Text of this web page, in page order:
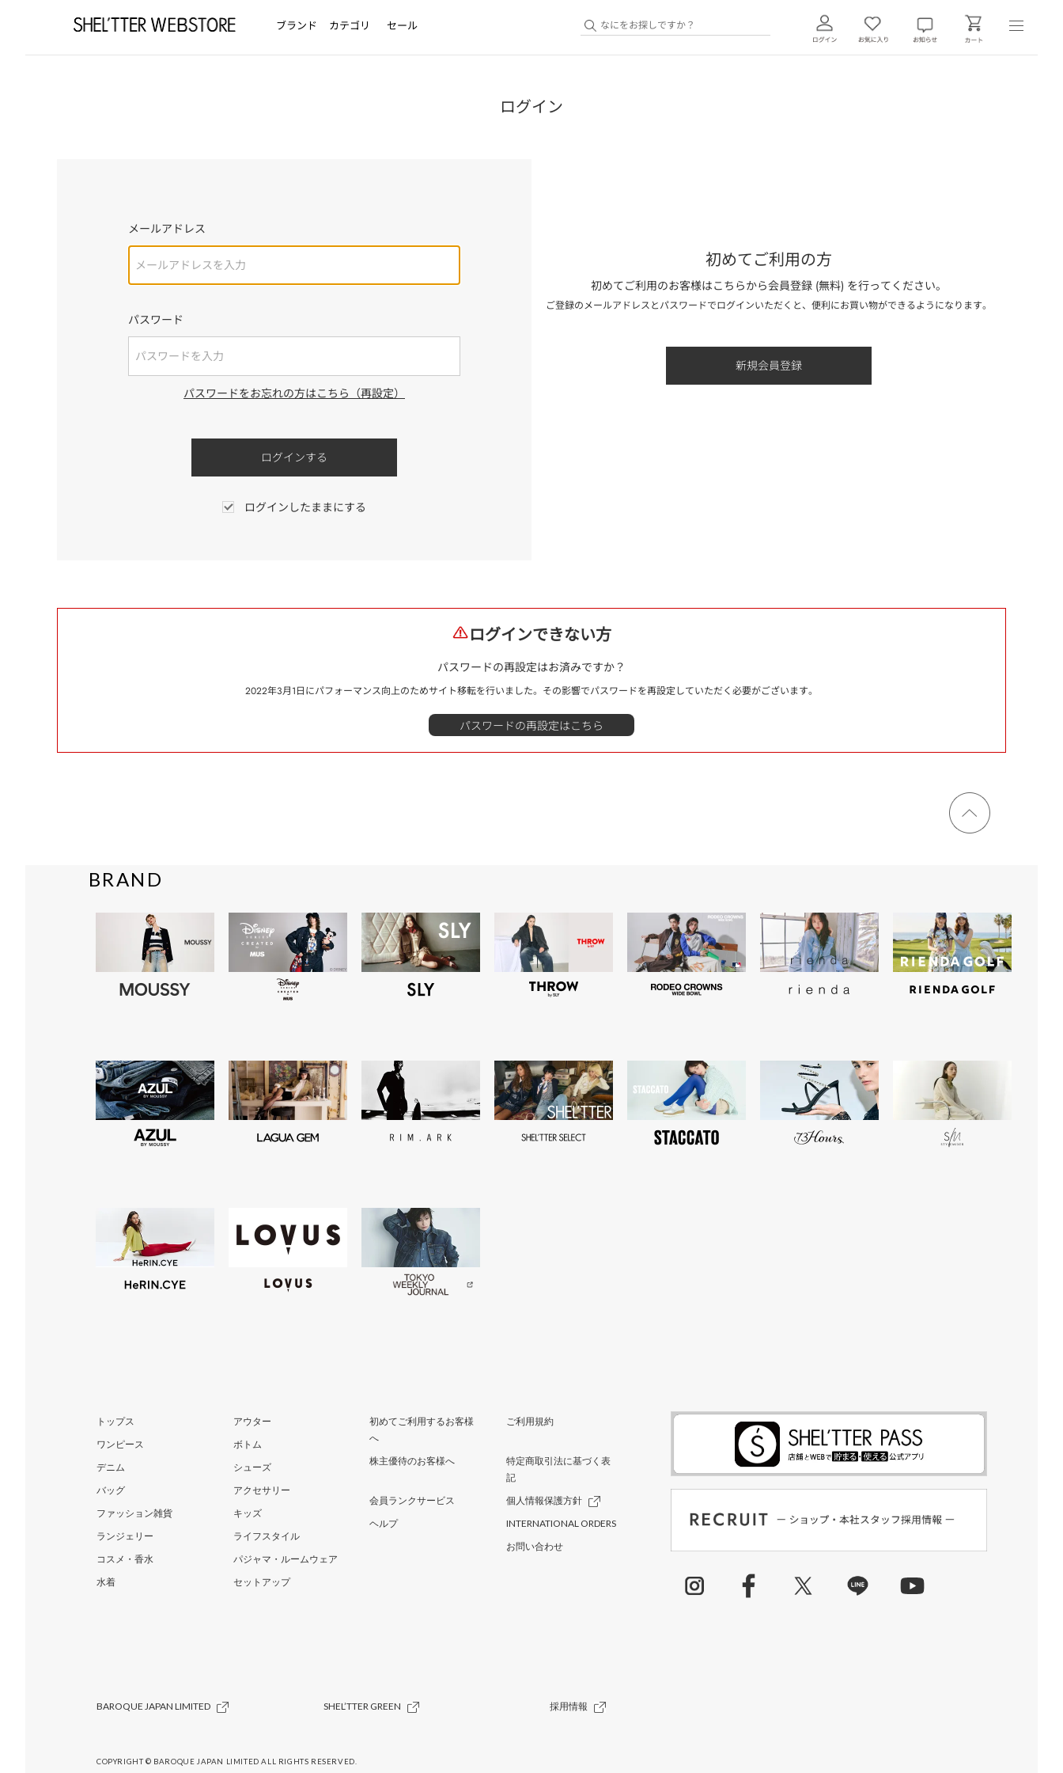
ブランド カテゴリ セール
ログイン
メールアドレス
パスワード
パスワードをお忘れの方はこちら（再設定）
ログインしたままにする
初めてご利用の方
初めてご利用のお客様はこちらから会員登録 (無料) を行ってください。
ご登録のメールアドレスとパスワードでログインいただくと、便利にお買い物ができるようになります。
ログインできない方
パスワードの再設定はお済みですか？
2022年3月1日にパフォーマンス向上のためサイト移転を行いました。その影響でパスワードを再設定していただく必要がございます。
ページ
トップ
BRAND
トップス
アウター
ワンピース
ボトム
デニム
シューズ
バッグ
アクセサリー
ファッション雑貨
キッズ
ランジェリー
ライフスタイル
コスメ・香水
パジャマ・ルームウェア
水着
セットアップ
初めてご利用するお客様
へ
ご利用規約
株主優待のお客様へ
特定商取引法に基づく表
記
会員ランクサービス
個人情報保護方針
ヘルプ
INTERNATIONAL ORDERS
お問い合わせ
BAROQUE JAPAN LIMITED SHEL’TTER GREEN 採用情報
COPYRIGHT © BAROQUE JAPAN LIMITED ALL RIGHTS RESERVED.